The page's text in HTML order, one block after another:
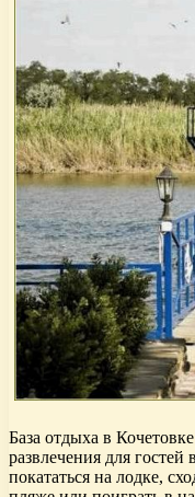
База отдыха в
развлечения для
покататься на лодке,